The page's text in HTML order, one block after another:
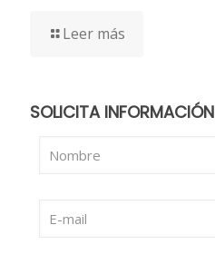
Leer más
SOLICITA INFORMACIÓN